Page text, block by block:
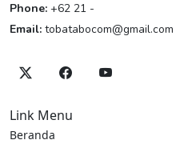
Phone: +62 21 -
Email: tobatabocom@gmail.com
Link Menu
Beranda